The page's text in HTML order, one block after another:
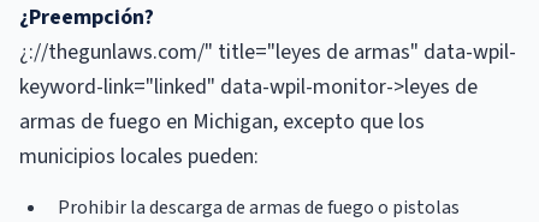
¿Preempción?
¿://thegunlaws.com/" title="leyes de armas" data-wpil-
keyword-link="linked" data-wpil-monitor->leyes de
armas de fuego en Michigan, excepto que los
municipios locales pueden:
Prohibir la descarga de armas de fuego o pistolas